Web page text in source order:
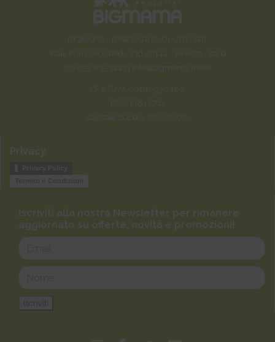
BIGMAMA - ITINERARI EVOLUTIVI SRL
Viale Francesco Redi, 43d 50144 - Firenze - Italia
+39 055 035 1441 |
info@bigmama.travel
CF e P.IVA 06616930480
REA: FI642792
Capitale Sociale 20.000,00
Privacy
Iscriviti alla nostra Newsletter per rimanere
aggiornato su offerte, novità e promozioni!